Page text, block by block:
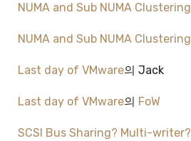
NUMA and Sub NUMA Clustering
NUMA and Sub NUMA Clustering
Last day of VMware의 Jack
Last day of VMware의 FoW
SCSI Bus Sharing? Multi-writer?